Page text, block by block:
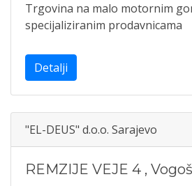
Trgovina na malo motornim
specijaliziranim prodavnicama
Detalji
"EL-DEUS" d.o.o. Sarajevo
REMZIJE VEJE 4 ,